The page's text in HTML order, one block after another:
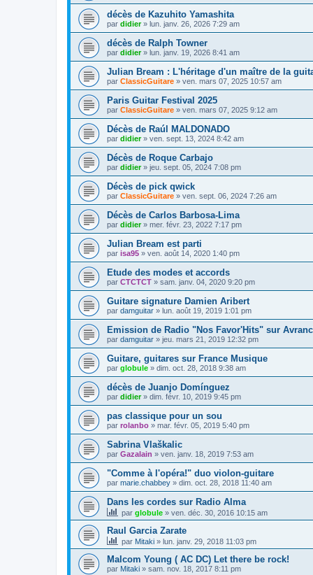
décès de Kazuhito Yamashita
par didier» lun. janv. 26, 2026 7:29 am
décès de Ralph Towner
par didier» lun. janv. 19, 2026 8:41 am
Julian Bream : L'héritage d'un maître de la
par ClassicGuitare » ven. mars 07, 2025 10:57 am
Paris Guitar Festival 2025
par ClassicGuitare » ven. mars 07, 2025 9:12 am
Décès de Raúl MALDONADO
par didier» ven. sept. 13, 2024 8:42 am
Décès de Roque Carbajo
par didier» jeu. sept. 05, 2024 7:08 pm
Décès de pick qwick
par ClassicGuitare » ven. sept. 06, 2024 7:26 am
Décès de Carlos Barbosa-Lima
par didier» mer. févr. 23, 2022 7:17 pm
Julian Bream est parti
par isa95 » ven. août 14, 2020 1:40 pm
Etude des modes et accords
par CTCTCT » sam. janv. 04, 2020 9:20 pm
Guitare signature Damien Aribert
par damguitar » lun. août 19, 2019 1:01 pm
Emission de Radio "Nos Favor'Hits" sur
par damguitar » jeu. mars 21, 2019 12:32 pm
Guitare, guitares sur France Musique
par globule » dim. oct. 28, 2018 9:38 am
décès de Juanjo Domínguez
par didier» dim. févr. 10, 2019 9:45 pm
pas classique pour un sou
par rolanbo » mar. févr. 05, 2019 5:40 pm
Sabrina Vlaškalic
par Gazalain » ven. janv. 18, 2019 7:53 am
"Comme à l'opéra!" duo violon-guitare
par marie.chabbey » dim. oct. 28, 2018 11:40 am
Dans les cordes sur Radio Alma
par globule » ven. déc. 30, 2016 10:15 am
Raul Garcia Zarate
par Mitaki » lun. janv. 29, 2018 11:03 pm
Malcom Young ( AC DC) Let there be rock!
par Mitaki » sam. nov. 18, 2017 8:11 pm